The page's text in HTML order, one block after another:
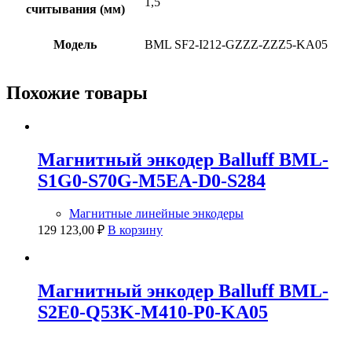
считывания (мм)
Модель BML SF2-I212-GZZZ-ZZZ5-KA05
Похожие товары
Магнитный энкодер Balluff BML-
S1G0-S70G-M5EA-D0-S284
Магнитные линейные энкодеры
129 123,00 ₽ В корзину
Магнитный энкодер Balluff BML-
S2E0-Q53K-M410-P0-KA05